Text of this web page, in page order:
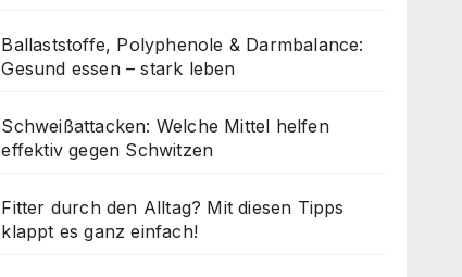
Ballaststoffe, Polyphenole & Darmbalance:
Gesund essen – stark leben
Schweißattacken: Welche Mittel helfen
effektiv gegen Schwitzen
Fitter durch den Alltag? Mit diesen Tipps
klappt es ganz einfach!